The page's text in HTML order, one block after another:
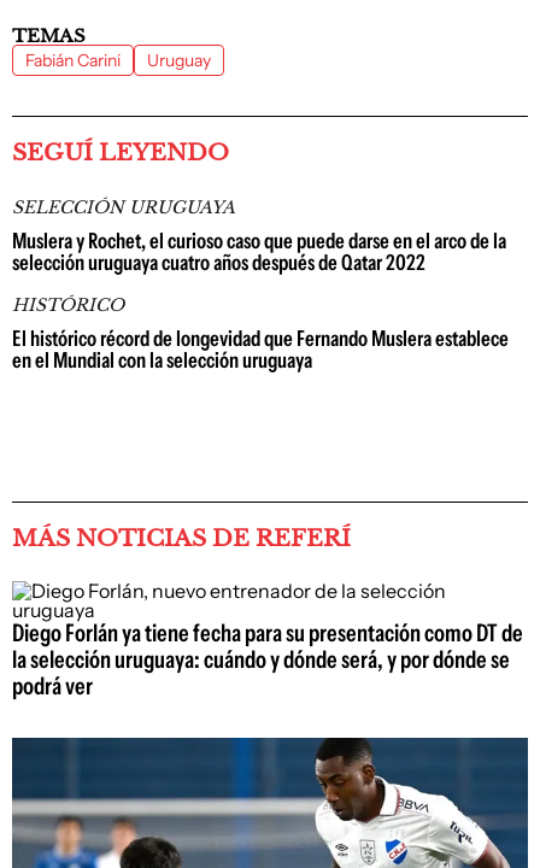
TEMAS
Fabián Carini Uruguay
SEGUÍ LEYENDO
SELECCIÓN URUGUAYA
Muslera y Rochet, el curioso caso que puede darse en el arco de la
selección uruguaya cuatro años después de Qatar 2022
HISTÓRICO
El histórico récord de longevidad que Fernando Muslera establece
en el Mundial con la selección uruguaya
MÁS NOTICIAS DE REFERÍ
Diego Forlán ya tiene fecha para su presentación como DT de
la selección uruguaya: cuándo y dónde será, y por dónde se
podrá ver